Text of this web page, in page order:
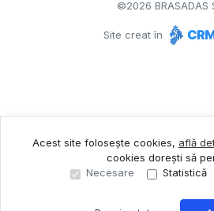
©2026 BRASADAS
Site creat în
Acest site folosește cookies, află
cookies dorești să
Necesare
Statistică